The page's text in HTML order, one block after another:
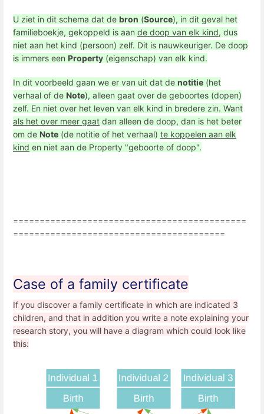
U ziet in dit schema dat de bron (Source), in dit geval het
familieboekje, gekoppeld is aan de doop van elk kind, dus
niet aan het kind (persoon) zelf. Dit is nauwkeuriger. De doop
is immers een Property (eigenschap) van elk kind.
In dit voorbeeld gaan we er van uit dat de notitie (het
verhaal of de Note), alleen gaat over de geboortes (dopen)
zelf. En niet over het leven van elk kind in bredere zin. Want
als het over meer gaat dan alleen de doop, dan is het beter
om de Note (de notitie of het verhaal) te koppelen aan elk
kind en niet aan de Property "geboorte of doop".
============================================
========================================
Case of a family certificate
If you discover a family certificate in which are indicated 3
children, and that in addition you write a note explaining your
research story, you will have a diagram which could look like
this: